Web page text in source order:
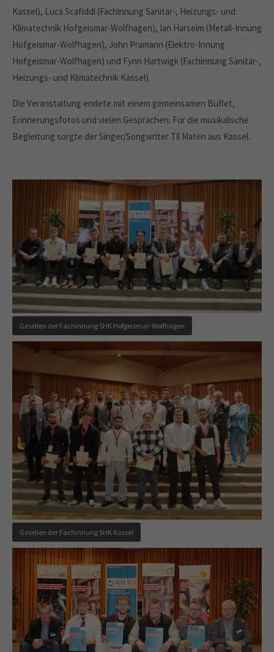
Kassel), Luca Scafiddi (Fachinnung Sanitär-, Heizungs- und
Klimatechnik Hofgeismar-Wolfhagen), Ian Harseim (Metall-Innung
Hofgeismar-Wolfhagen), John Pramann (Elektro-Innung
Hofgeismar-Wolfhagen) und Fynn Hartwigk (Fachinnung Sanitär-,
Heizungs- und Klimatechnik Kassel).
Die Veranstaltung endete mit einem gemeinsamen Büffet,
Erinnerungsfotos und vielen Gesprächen. Für die musikalische
Begleitung sorgte der Singer/Songwriter Til Maten aus Kassel.
Gesellen der Fachinnung SHK Hofgeismar-Wolfhagen
Gesellen der Fachinnung SHK Kassel